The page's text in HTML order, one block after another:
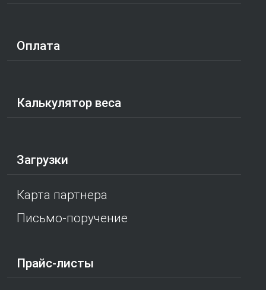
Оплата
Калькулятор веса
Загрузки
Карта партнера
Письмо-поручение
Прайс-листы